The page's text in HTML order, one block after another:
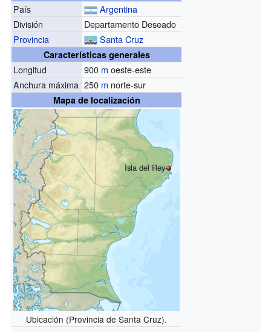
País
Argentina
División
Departamento Deseado
Provincia
Santa Cruz
Características generales
Longitud 900 m oeste-este
Anchura máxima 250 m norte-sur
Mapa de localización
Isla del Rey
Ubicación (Provincia de Santa Cruz).